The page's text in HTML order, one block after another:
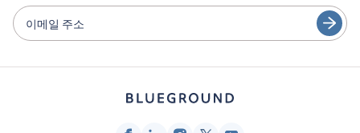
파트너
가구 렌탈 사업자
Español
이메일 주소